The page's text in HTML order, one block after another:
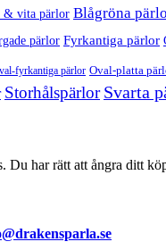
& vita pärlor Blågröna
pärlor Fyrkantiga pärlor
fyrkantiga pärlor Oval-platta
Storhålspärlor Svarta
har rätt att ångra ditt